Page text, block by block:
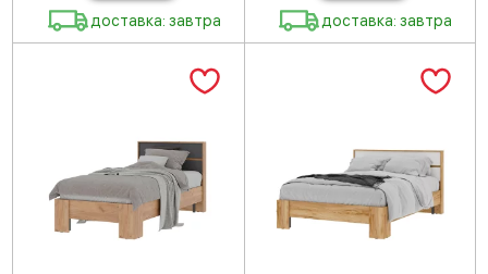
доставка: завтра доставка: завтра